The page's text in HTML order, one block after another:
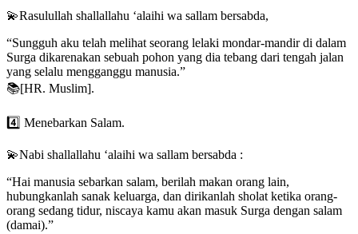
💫Rasulullah shallallahu ‘alaihi wa sallam bersabda,
“Sungguh aku telah melihat seorang lelaki mondar-mandir di dalam
Surga dikarenakan sebuah pohon yang dia tebang dari tengah jalan
yang selalu mengganggu manusia.”
📚[HR. Muslim].
4️⃣ Menebarkan Salam.
💫Nabi shallallahu ‘alaihi wa sallam bersabda :
“Hai manusia sebarkan salam, berilah makan orang lain,
hubungkanlah sanak keluarga, dan dirikanlah sholat ketika orang-
orang sedang tidur, niscaya kamu akan masuk Surga dengan salam
(damai).”